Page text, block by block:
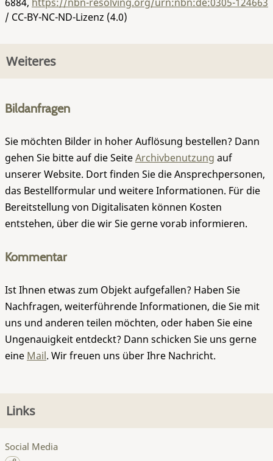
/ CC-BY-NC-ND-Lizenz (4.0)
Weiteres
Bildanfragen
Sie möchten Bilder in hoher Auflösung bestellen? Dann
gehen Sie bitte auf die SeiteArchivbenutzung auf
unserer Website. Dort finden Sie die Ansprechpersonen,
das Bestellformular und weitere Informationen. Für die
Bereitstellung von Digitalisaten können Kosten
entstehen, über die wir Sie gerne vorab informieren.
Kommentar
Ist Ihnen etwas zum Objekt aufgefallen? Haben Sie
Nachfragen, weiterführende Informationen, die Sie mit
uns und anderen teilen möchten, oder haben Sie eine
Ungenauigkeit entdeckt? Dann schicken Sie uns gerne
eine Mail. Wir freuen uns über Ihre Nachricht.
Links
Social Media